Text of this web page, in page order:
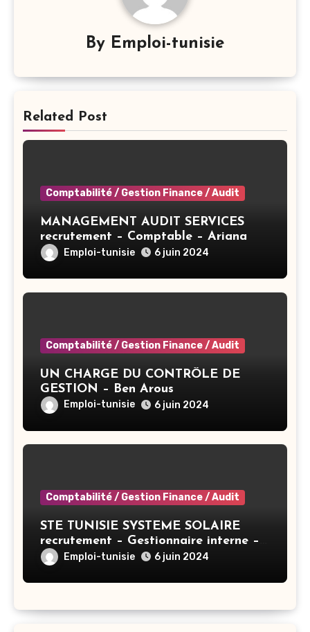
By Emploi-tunisie
Related Post
Comptabilité / Gestion Finance / Audit
MANAGEMENT AUDIT SERVICES
recrutement – Comptable – Ariana
Emploi-tunisie 6 juin 2024
Comptabilité / Gestion Finance / Audit
UN CHARGE DU CONTRÔLE DE
GESTION – Ben Arous
Emploi-tunisie 6 juin 2024
Comptabilité / Gestion Finance / Audit
STE TUNISIE SYSTEME SOLAIRE
recrutement – Gestionnaire interne –
TunisEmploi-tunisie 6 juin 2024